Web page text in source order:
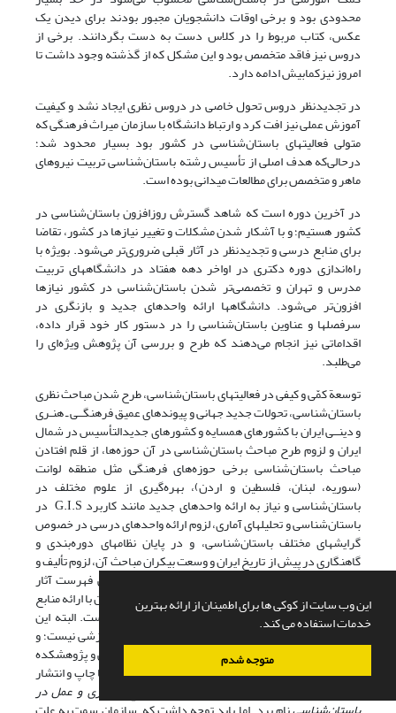
این وب سایت از کوکی ها برای اطمینان از ارائه بهترین
خدمات استفاده می کند.
متوجه شدم
محدودی بود و برخی اوقات دانشجویان مجبور بودند برای دیدن یک
عکس، کتاب مربوط را در کلاس دست به دست بگردانند. برخی از
دروس نیز فاقد متخصص بود و این مشکل که از گذشته وجود داشت تا
امروز نیزکمابیش ادامه دارد.
در تجدیدنظر دروس تحول خاصی در دروس نظری ایجاد نشد و کیفیت
آموزش عملی نیز افت کرد و ارتباط دانشگاه با سازمان میراث فرهنگی که
متولی فعالیتهای باستان‌شناسی در کشور بود بسیار محدود شد؛
درحالی‌که هدف اصلی از تأسیس رشته باستان‌شناسی تربیت نیروهای
ماهر و متخصص برای مطالعات میدانی بوده است.
در آخرین دوره است که شاهد گسترش روزافزون باستان‌شناسی در
کشور هستیم؛ و با آشکار شدن مشکلات و تغییر نیازها در کشور، تقاضا
برای منابع درسی و تجدیدنظر در آثار قبلی ضروری‌تر می‌شود. بویژه با
راه‌اندازی دوره دکتری در اواخر دهه هفتاد در دانشگاههای تربیت
مدرس و تهران و تخصصی‌تر شدن باستان‌شناسی در کشور نیازها
افزون‌تر می‌شود. دانشگاهها ارائه واحدهای جدید و بازنگری در
سرفصلها و عناوین باستان‌شناسی را در دستور کار خود قرار داده،
اقداماتی نیز انجام می‌دهند که طرح و بررسی آن پژوهش ویژه‌ای را
می‌طلبد.
توسعة کمّی و کیفی در فعالیتهای باستان‌شناسی، طرح شدن مباحث نظری
باستان‌شناسی، تحولات جدید جهانی و پیوندهای عمیق فرهنگــی ـ هنـری
و دینــی ایران با کشورهای همسایه و کشورهای جدیدالتأسیس در شمال
ایران و لزوم طرح مباحث باستان‌شناسی در آن حوزه‌ها، از قلم افتادن
مباحث باستان‌شناسی برخی حوزه‌های فرهنگی مثل منطقه لوانت
(سوریه، لبنان، فلسطین و اردن)، بهره‌گیری از علوم مختلف در
باستان‌شناسی و نیاز به ارائه واحدهای جدید مانند کاربرد G.I.S در
باستان‌شناسی و تحلیلهای آماری، لزوم ارائه واحدهای درسی در خصوص
گرایشهای مختلف باستان‌شناسی، و در پایان نظامهای دوره‌بندی و
گاهنگاری در پیش از تاریخ ایران و وسعت بیکران مباحث آن، لزوم تألیف و
ترجمه منابع و کتابهای جدید را آشکار می‌سازد. بررسی فهرست آثار
منتشر شده در سازمان سمت نشان می‌دهد که این سازمان با ارائه منابع
درسی در توسعة باستان‌شناسی کشور پیشگام بوده است. البته این
مدعا به معنای انکار نقش سایر مؤسسات پژوهشی و آموزشی نیست؛ و
به عنوان نمونه می‌توان از نقش پژوهشگاه میراث فرهنگی و پژوهشکده
باستان‌شناسی در توسعه آموزش در کشور در این دوره با چاپ و انتشار
تئوری و عمل در